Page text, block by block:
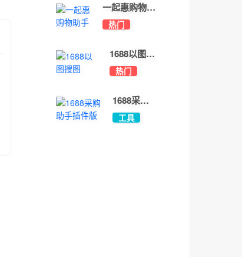
一起惠购物助
手热门
工具
1688以图搜
图热门
1688采购
助手插件版
工具